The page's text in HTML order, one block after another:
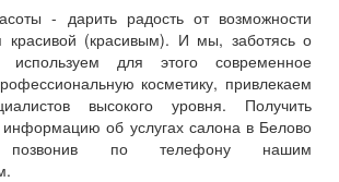
- дарить радость от возможности
красивой (красивым). И мы, заботясь о
для этого современное
косметику, привлекаем
высокого уровня. Получить
об услугах салона в Белово
по телефону нашим